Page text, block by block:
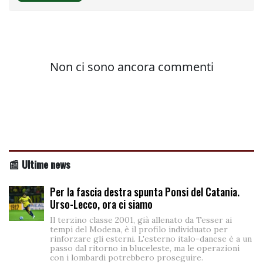
📰 Ultime news
Per la fascia destra spunta Ponsi del Catania.
Urso-Lecco, ora ci siamo
Il terzino classe 2001, già allenato da Tesser ai
tempi del Modena, è il profilo individuato per
rinforzare gli esterni. L'esterno italo-danese è a un
passo dal ritorno in bluceleste, ma le operazioni
con i lombardi potrebbero proseguire.